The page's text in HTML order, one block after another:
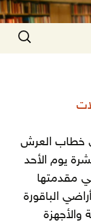
البحث
عن:
خطاب العرش
يوم الأحد
مقدمتها
الباقورة
والأجهزة